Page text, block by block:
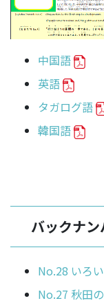
中国語
英語
タガログ語
韓国語
バックナン
No.28 いろ
No.27 秋田